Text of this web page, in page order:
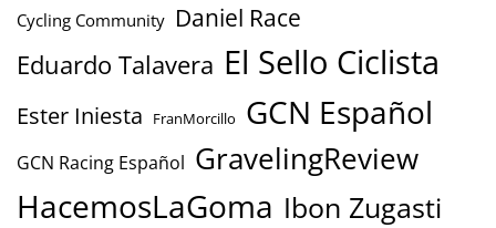
Cycling Community Daniel Race
Eduardo Talavera El Sello Ciclista
Ester Iniesta FranMorcillo GCN Español
GCN Racing Español GravelingReview
HacemosLaGoma Ibon Zugasti